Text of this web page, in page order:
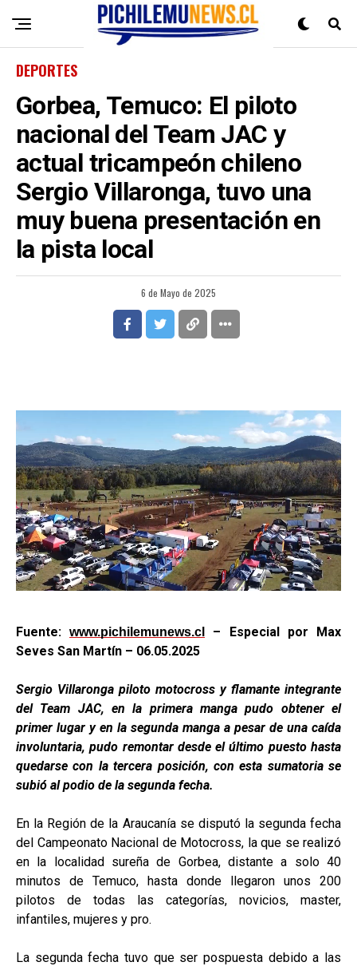
DEPORTES
Gorbea, Temuco: El piloto
nacional del Team JAC y
actual tricampeón chileno
Sergio Villaronga, tuvo una
muy buena presentación en
la pista local
6 de Mayo de 2025
Fuente:www.pichilemunews.cl
– Especial por Max
Seves San Martín – 06.05.2025
Sergio Villaronga piloto motocross y flamante integrante
del Team JAC, en la primera manga pudo obtener el
primer lugar y en la segunda manga a pesar de una caída
involuntaria, pudo remontar desde el último puesto hasta
quedarse con la tercera posición, con esta sumatoria se
subió al podio de la segunda fecha.
En la Región de la Araucanía se disputó la segunda fecha
del Campeonato Nacional de Motocross, la que se realizó
en la localidad sureña de Gorbea, distante a solo 40
minutos de Temuco, hasta donde llegaron unos 200
pilotos de todas las categorías, novicios, master,
infantiles, mujeres y pro.
La segunda fecha tuvo que ser pospuesta debido a las